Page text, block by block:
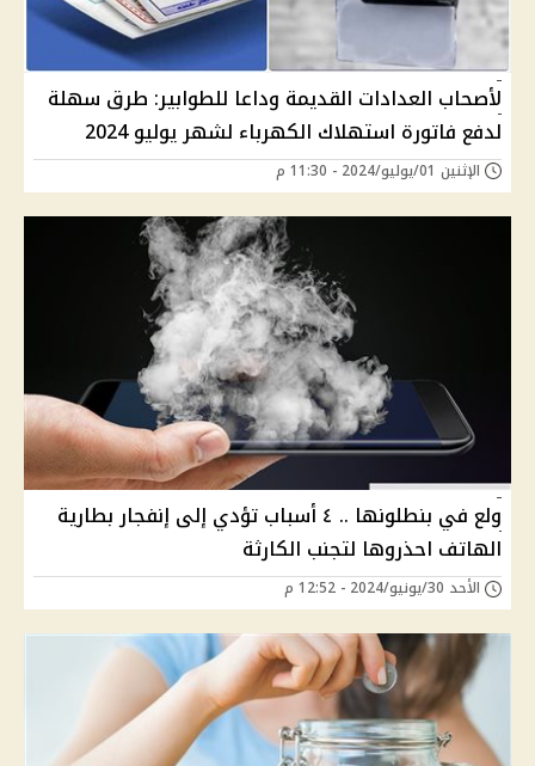
لأصحاب العدادات القديمة وداعا للطوابير: طرق سهلة
لدفع فاتورة استهلاك الكهرباء لشهر يوليو 2024
الإثنين 01/يوليو/2024 - 11:30 م
ولع في بنطلونها .. ٤ أسباب تؤدي إلى إنفجار بطارية
الهاتف احذروها لتجنب الكارثة
الأحد 30/يونيو/2024 - 12:52 م